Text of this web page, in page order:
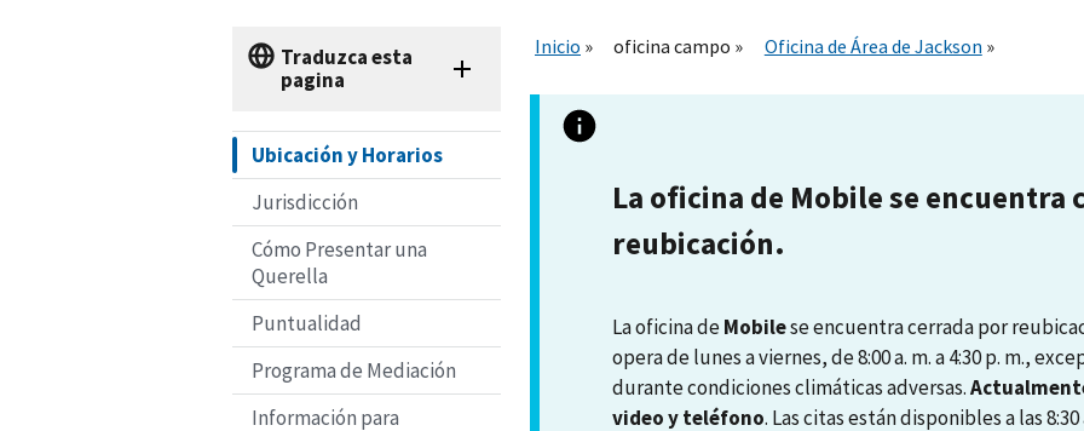
Traduzca esta
pagina
Ubicación y Horarios
Jurisdicción
Cómo Presentar una
Querella
Puntualidad
Programa de Mediación
Información para
Inicio oficina campo Oficina de Área de Jackson
La oficina de Mobile se encuentra
reubicación.
La oficina deMobilese encuentra cerrada por
opera de lunes a viernes, de 8:00 a. m. a 4:30 p. m.,
durante condiciones climáticas adversas.
video y teléfono. Las citas están disponibles a las 8:30